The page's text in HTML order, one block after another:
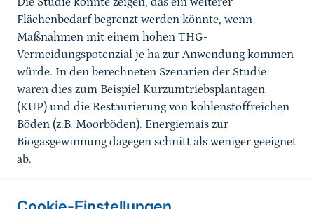
Flächenbedarf begrenzt werden könnte, wenn
Maßnahmen mit einem hohen THG-
Vermeidungspotenzial je ha zur Anwendung kommen
würde. In den berechneten Szenarien der Studie
waren dies zum Beispiel Kurzumtriebsplantagen
(KUP) und die Restaurierung von kohlenstoffreichen
Böden (z.B. Moorböden). Energiemais zur
Biogasgewinnung dagegen schnitt als weniger geeignet
ab.